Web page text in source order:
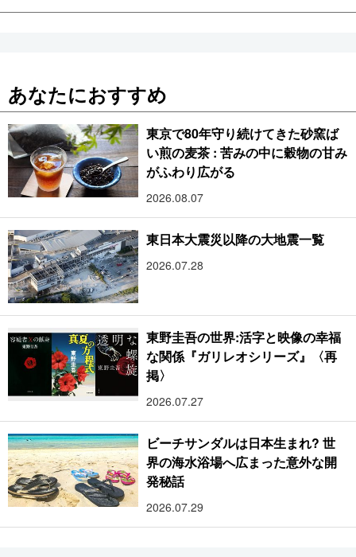
あなたにおすすめ
東京で80年守り続けてきた砂窯ば
い煎の麦茶 : 苦みの中に穀物の甘み
がふわり広がる
2026.08.07
東日本大震災以降の大地震一覧
2026.07.28
東野圭吾の世界:活字と映像の幸福
な関係『ガリレオシリーズ』〈再
掲〉
2026.07.27
ビーチサンダルは日本生まれ? 世
界の海水浴場へ広まった意外な開
発秘話
2026.07.29